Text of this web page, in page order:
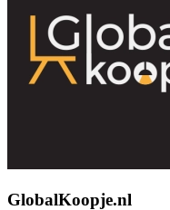
GlobalKoopje.nl